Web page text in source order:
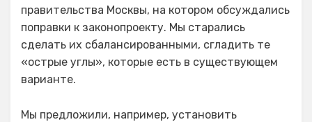
правительства Москвы, на котором обсуждались
поправки к законопроекту. Мы старались
сделать их сбалансированными, сгладить те
«острые углы», которые есть в существующем
варианте.
Мы предложили, например, установить